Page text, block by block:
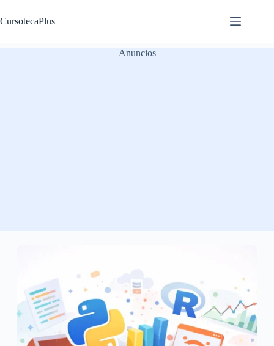
al
contenido
CursotecaPlus
Anuncios